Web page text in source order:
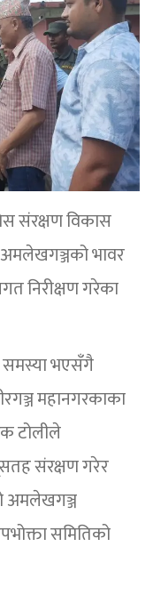
संरक्षण विकास
भावर
निरीक्षण गरेका
समस्या भएसँगै
महानगरकाका
टोलीले
संरक्षण गरेर
अमलेखगञ्ज
समितिको